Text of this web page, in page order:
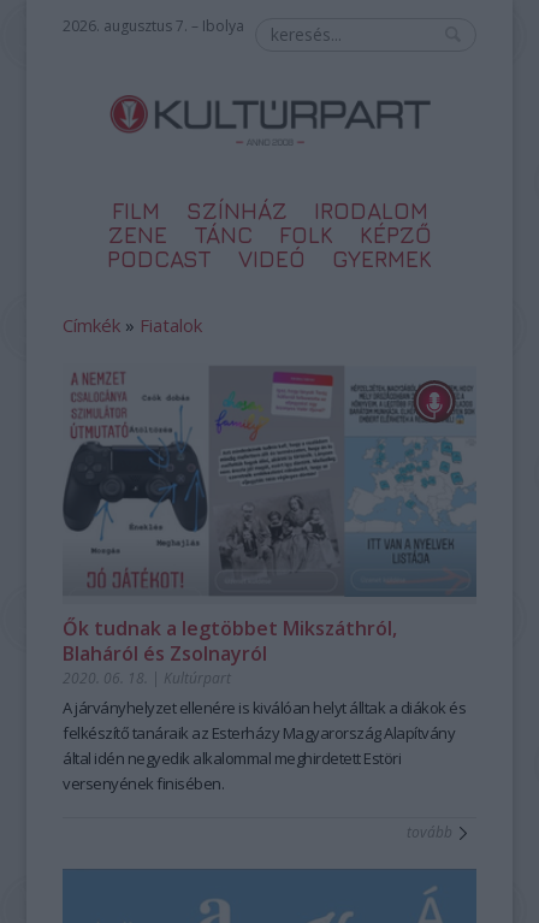
2026. augusztus 7. – Ibolya
FILM SZÍNHÁZ
IRODALOM
ZENE
TÁNC FOLK
KÉPZŐ
PODCAST
VIDEÓ GYERMEK
Címkék » Fiatalok
Ők tudnak a legtöbbet Mikszáthról,
Blaháról és Zsolnayról
2020. 06. 18. | Kultúrpart
A járványhelyzet ellenére is kiválóan helyt álltak a diákok és
felkészítő tanáraik az Esterházy Magyarország Alapítvány
által idén negyedik alkalommal meghirdetett Estöri
versenyének finisében.
tovább